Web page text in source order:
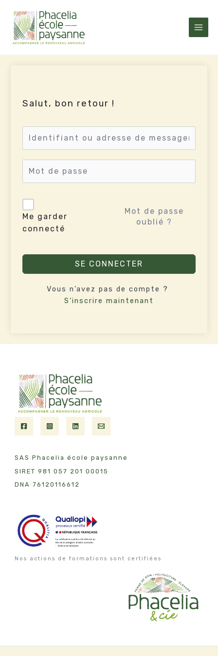
contenu
Salut, bon retour !
Me garder
connecté
Mot de passe
oublié ?
SE CONNECTER
Vous n’avez pas de compte ?
S’inscrire maintenant
SAS Phacelia école paysanne
SIRET 981 057 201 00015
DNA 7612011 6612
Nos actions de formations sont certifiées